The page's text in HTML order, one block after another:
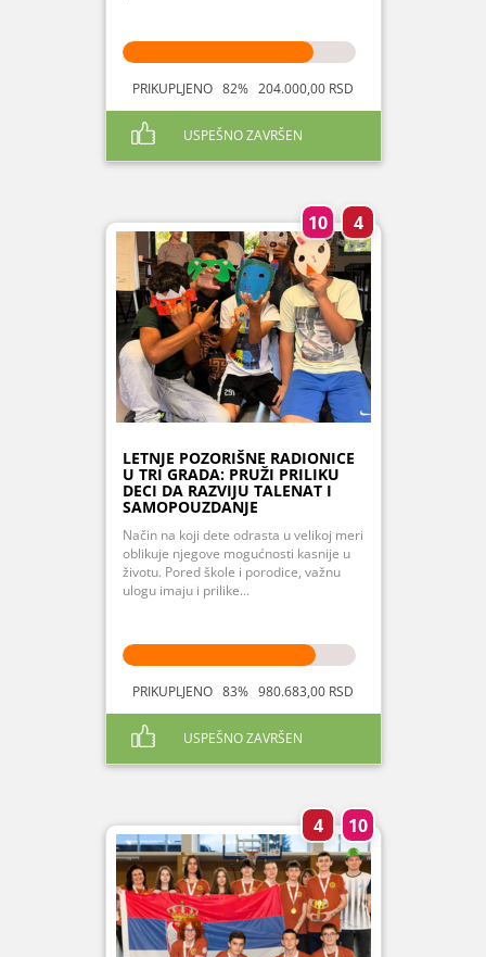
PRIKUPLJENO 82% 204.000,00 RSD
USPEŠNO ZAVRŠEN
10 4
LETNJE POZORIŠNE RADIONICE
U TRI GRADA: PRUŽI PRILIKU
DECI DA RAZVIJU TALENAT I
SAMOPOUZDANJE
Način na koji dete odrasta u velikoj meri
oblikuje njegove mogućnosti kasnije u
životu. Pored škole i porodice, važnu
ulogu imaju i prilike...
PRIKUPLJENO 83% 980.683,00 RSD
USPEŠNO ZAVRŠEN
4 10